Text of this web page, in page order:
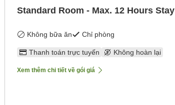
Standard Room - Max. 12 Hours Stay
Không bữa ăn Chỉ phòng
Thanh toán trực tuyến Không hoàn lại
Xem thêm chi tiết về gói giá